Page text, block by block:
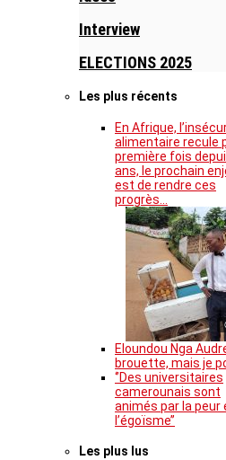
Interview
ELECTIONS 2025
Les plus récents
En Afrique,
alimentaire recule
première fois
ans, le prochain
est de rendre ces
progrès…
Eloundou Nga
brouette, mais je
‘’Des universitaires
camerounais sont
animés par la peur
l’égoïsme’’
Les plus lus